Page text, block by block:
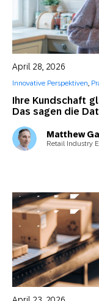
Ihre Kundschaft
Das sagen die
April 28, 2026
Innovative Perspektiven,
Matthew
Retail Industry